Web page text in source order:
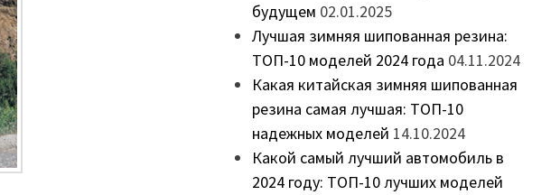
будущем 02.01.2025
Лучшая зимняя шипованная резина:
ТОП-10 моделей 2024 года 04.11.2024
Какая китайская зимняя шипованная
резина самая лучшая: ТОП-10
надежных моделей 14.10.2024
Какой самый лучший автомобиль в
2024 году: ТОП-10 лучших моделей